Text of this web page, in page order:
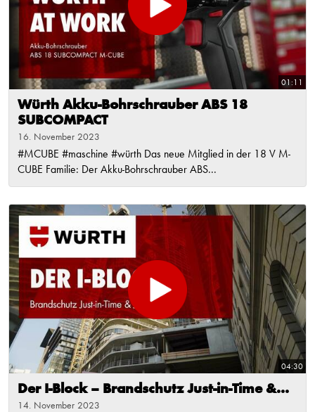
01:11
Würth Akku-Bohrschrauber ABS 18
SUBCOMPACT
16. November 2023
#MCUBE #maschine #würth Das neue Mitglied in der 18 V M-
CUBE Familie: Der Akku-Bohrschrauber ABS...
04:30
Der I-Block – Brandschutz Just-in-Time &...
14. November 2023